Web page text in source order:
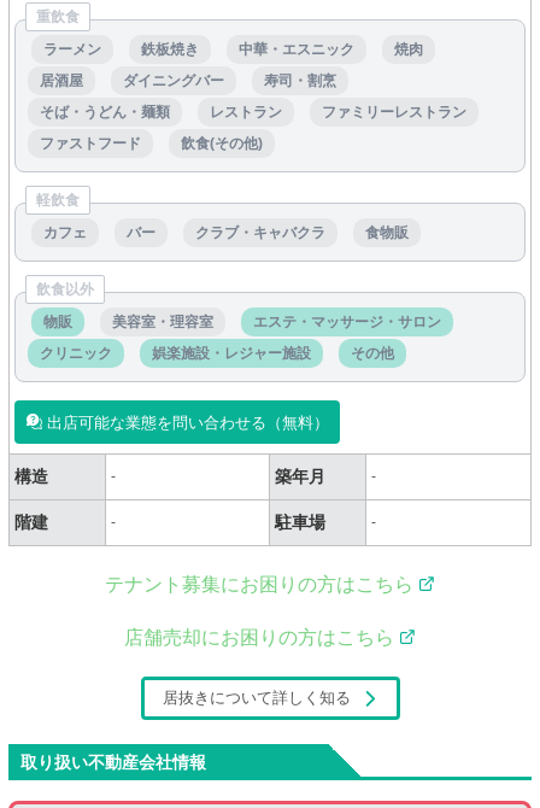
重飲食
ラーメン
鉄板焼き 中華・エスニック
焼肉
居酒屋
ダイニングバー
寿司・割烹
そば・うどん・麺類
レストラン
ファミリーレストラン
ファストフード
飲食(その他)
軽飲食
カフェ
バー クラブ・キャバクラ 食物販
飲食以外
物販
美容室・理容室
エステ・マッサージ・サロン
クリニック
娯楽施設・レジャー施設 その他
出店可能な業態を問い合わせる（無料）
構造 - 築年月 -
階建 - 駐車場 -
テナント募集にお困りの方はこちら
店舗売却にお困りの方はこちら
居抜きについて詳しく知る
取り扱い不動産会社情報